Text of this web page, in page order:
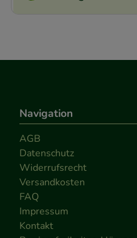
Navigation
AGB
Datenschutz
Widerrufsrecht
Versandkosten
FAQ
Impressum
Kontakt